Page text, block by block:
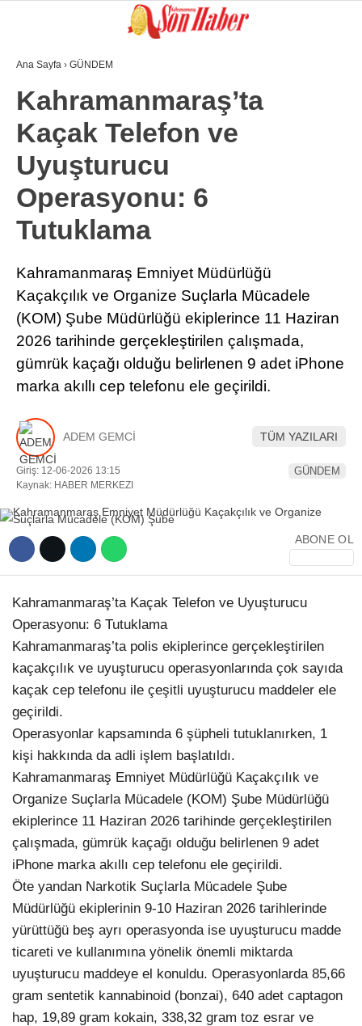
Facebook
Instagram
Youtube
GÜNDEM
3. SAYFA
SPOR
SAĞLIK
KÜLTÜR SANAT
EKONOMİ
YAZARLAR
YEREL HABERLER
Ana Sayfa › GÜNDEM
Kahramanmaraş’ta
Kaçak Telefon ve
Uyuşturucu
Operasyonu: 6
Tutuklama
Kahramanmaraş Emniyet Müdürlüğü
Kaçakçılık ve Organize Suçlarla Mücadele
(KOM) Şube Müdürlüğü ekiplerince 11 Haziran
2026 tarihinde gerçekleştirilen çalışmada,
gümrük kaçağı olduğu belirlenen 9 adet iPhone
marka akıllı cep telefonu ele geçirildi.
ADEM GEMCİ TÜM YAZILARI
Giriş: 12-06-2026 13:15
Kaynak: HABER MERKEZI
GÜNDEM
ABONE OL
Kahramanmaraş’ta Kaçak Telefon ve Uyuşturucu
Operasyonu: 6 Tutuklama
Kahramanmaraş’ta polis ekiplerince gerçekleştirilen
kaçakçılık ve uyuşturucu operasyonlarında çok sayıda
kaçak cep telefonu ile çeşitli uyuşturucu maddeler ele
geçirildi.
Operasyonlar kapsamında 6 şüpheli tutuklanırken, 1
kişi hakkında da adli işlem başlatıldı.
Kahramanmaraş Emniyet Müdürlüğü Kaçakçılık ve
Organize Suçlarla Mücadele (KOM) Şube Müdürlüğü
ekiplerince 11 Haziran 2026 tarihinde gerçekleştirilen
çalışmada, gümrük kaçağı olduğu belirlenen 9 adet
iPhone marka akıllı cep telefonu ele geçirildi.
Öte yandan Narkotik Suçlarla Mücadele Şube
Müdürlüğü ekiplerinin 9-10 Haziran 2026 tarihlerinde
yürüttüğü beş ayrı operasyonda ise uyuşturucu madde
ticareti ve kullanımına yönelik önemli miktarda
uyuşturucu maddeye el konuldu. Operasyonlarda 85,66
gram sentetik kannabinoid (bonzai), 640 adet captagon
hap, 19,89 gram kokain, 338,32 gram toz esrar ve